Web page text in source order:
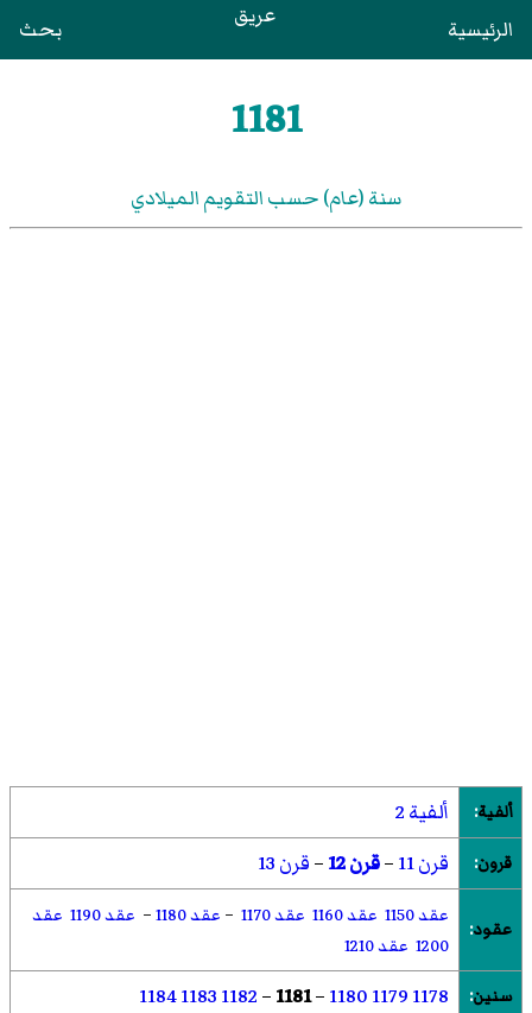
الرئيسية عريق بحث
1181
سنة (عام) حسب التقويم الميلادي
ألفية: ألفية 2
قرون: قرن 11 –قرن 12 –قرن 13
عقود:
عقد 1150 عقد 1160 عقد 1170 – عقد 1180 – عقد 1190
عقد
1200 عقد 1210
سنين:
1178
1179
1180
–
1181
–
1182
1183
1184